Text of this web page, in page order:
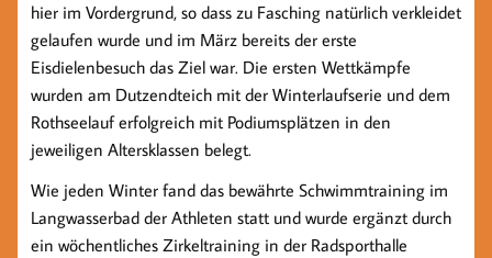
hier im Vordergrund, so dass zu Fasching natürlich verkleidet
gelaufen wurde und im März bereits der erste
Eisdielenbesuch das Ziel war. Die ersten Wettkämpfe
wurden am Dutzendteich mit der Winterlaufserie und dem
Rothseelauf erfolgreich mit Podiumsplätzen in den
jeweiligen Altersklassen belegt.
Wie jeden Winter fand das bewährte Schwimmtraining im
Langwasserbad der Athleten statt und wurde ergänzt durch
ein wöchentliches Zirkeltraining in der Radsporthalle